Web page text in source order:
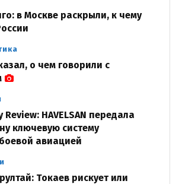
в Москве раскрыли, к чему
о чем говорили с
HAVELSAN передала
ключевую систему
авиацией
Токаев рискует или